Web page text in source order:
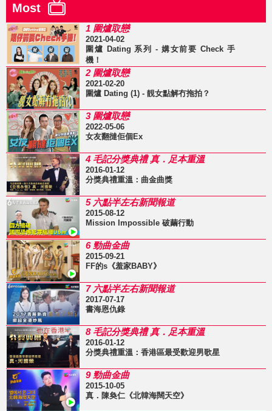
Most
1 圍爐取戀
2021-04-02
圍爐 Dating 系列 - 媾女前要 Check 手
機！
2 圍爐取戀
2021-02-20
圍爐 Dating (1) - 靚女點解冇拖拍？
3 圍爐取戀
2022-05-06
女友翻撻佢個Ex
4 毛記分獎典禮 真．足本重溫
2016-01-12
分獎典禮重溫：曲金曲獎
5 六點半左右新聞報道
2015-08-12
Mission Impossible 破繭行動
6 勁曲金曲
2015-09-21
FF的s《羞家BABY》
7 六點半左右新聞報道
2017-07-17
書海恩仇錄
8 毛記分獎典禮 真．足本重溫
2016-01-12
分獎典禮重溫：香港區最受歡迎男歌星
9 勁曲金曲
2015-10-05
真．陳奐仁《北韓海闊天空》